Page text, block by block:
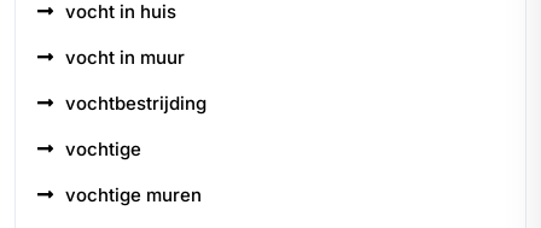
vocht in huis
vocht in muur
vochtbestrijding
vochtige
vochtige muren